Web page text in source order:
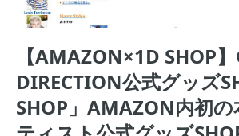
【AMAZON×1D SHOP
DIRECTION公式グッズ
SHOP」AMAZON内初